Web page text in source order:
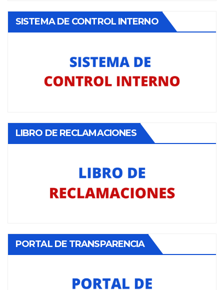
SISTEMA DE CONTROL INTERNO
LIBRO DE RECLAMACIONES
PORTAL DE TRANSPARENCIA